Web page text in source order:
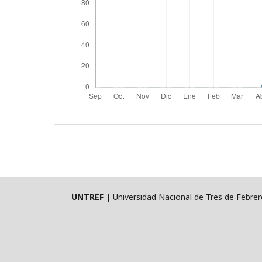
UNTREF | Universidad Nacional de Tres de